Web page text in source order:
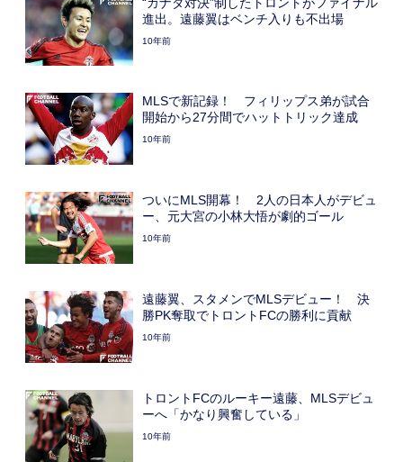
進出。遠藤翼はベンチ入りも不出場
10年前
MLSで新記録！ フィリップス弟が試合
開始から27分間でハットトリック達成
10年前
ついにMLS開幕！ 2人の日本人がデビュ
ー、元大宮の小林大悟が劇的ゴール
10年前
遠藤翼、スタメンでMLSデビュー！ 決
勝PK奪取でトロントFCの勝利に貢献
10年前
トロントFCのルーキー遠藤、MLSデビュ
ーへ「かなり興奮している」
10年前